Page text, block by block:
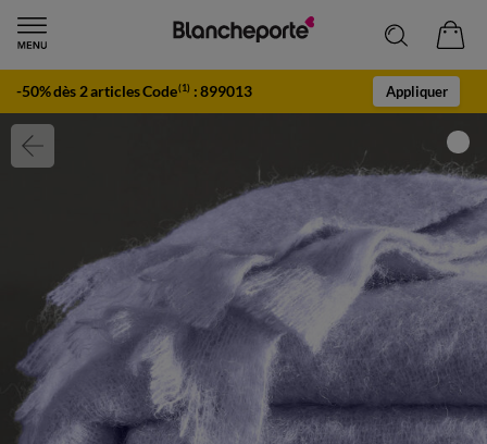
-50% dès 2 articles Code(1) :899013 Appliquer